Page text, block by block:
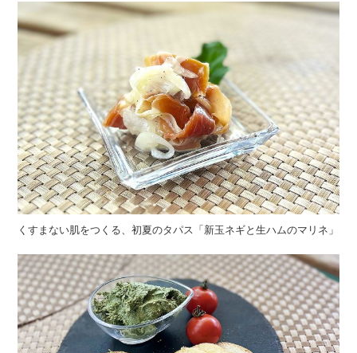
くすまない肌をつくる、初夏のタパス「新玉ネギと生ハムのマリネ」